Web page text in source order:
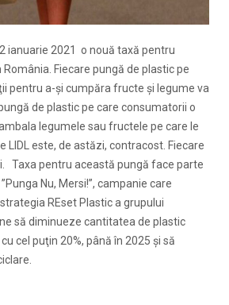
2 ianuarie 2021 o nouă taxă pentru
Fiecare pungă de plastic pe
pentru a-şi cumpăra fructe şi legume va
de plastic pe care consumatorii o
legumele sau fructele pe care le
LIDL este, de astăzi, contracost. Fiecare
Taxa pentru această pungă face parte
Nu, Mersi!”, campanie care
REset Plastic a grupului
să diminueze cantitatea de plastic
cel puţin 20%, până în 2025 şi să